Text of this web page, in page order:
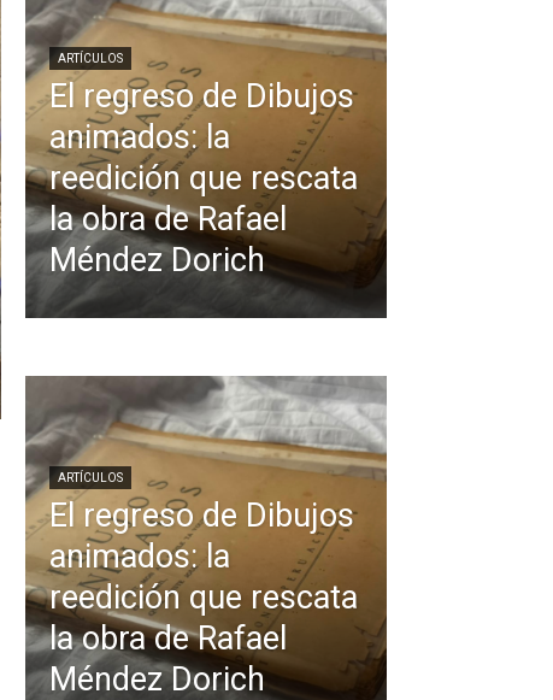
ARTÍCULOS
El regreso de Dibujos
animados: la
reedición que rescata
la obra de Rafael
Méndez Dorich
ARTÍCULOS
El regreso de Dibujos
animados: la
reedición que rescata
la obra de Rafael
Méndez Dorich